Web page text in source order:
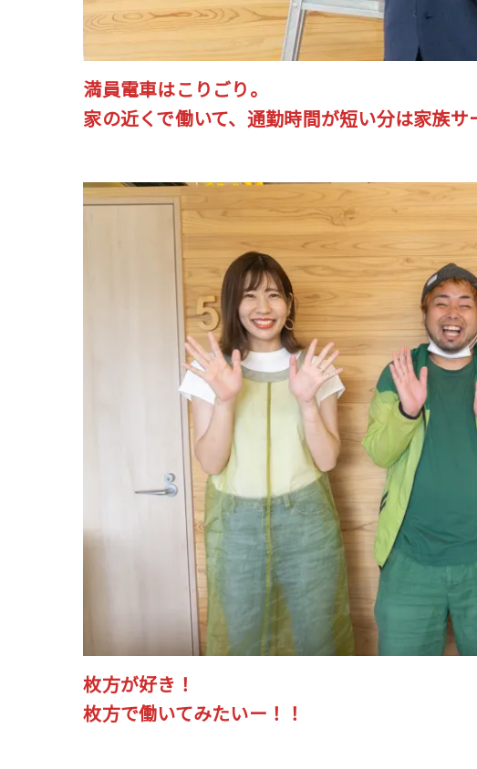
満員電車はこりごり。
家の近くで働いて、通勤時間が短い分は家族サ
枚方が好き！
枚方で働いてみたいー！！